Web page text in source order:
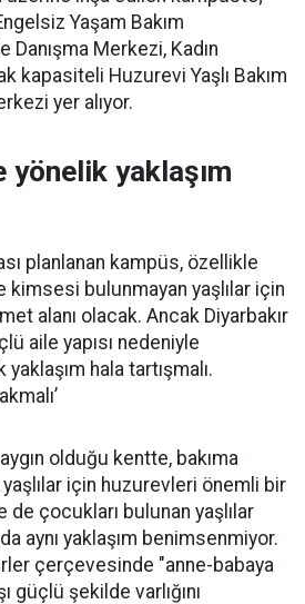
Yaşam Bakım
Danışma Merkezi, Kadın
kapasiteli Huzurevi Yaşlı Bakım
yer alıyor.
yönelik yaklaşım
planlanan kampüs, özellikle
kimsesi bulunmayan yaşlılar için
alanı olacak. Ancak Diyarbakır
aile yapısı nedeniyle
hala tartışmalı.
olduğu kentte, bakıma
için huzurevleri önemli bir
çocukları bulunan yaşlılar
aynı yaklaşım benimsenmiyor.
çerçevesinde "anne-babaya
güçlü şekilde varlığını